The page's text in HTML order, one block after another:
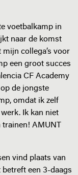
voetbalkamp in
naar de komst
mijn collega’s voor
een groot succes
CF Academy
de jongste
omdat ik zelf
Ik kan niet
AMUNT
vind plaats van
een 3-daags